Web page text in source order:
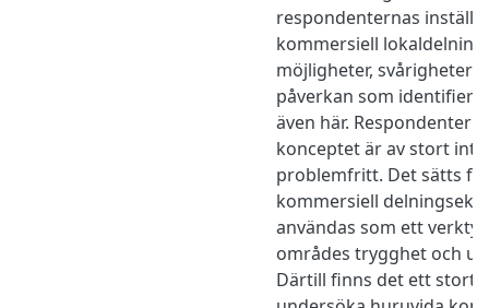
respondenternas
kommersiell
möjligheter, svårigheter
påverkan som
även här.
konceptet är av stort
problemfritt. Det sätts
kommersiell
användas som ett
områdes trygghet och
Därtill finns det ett stort